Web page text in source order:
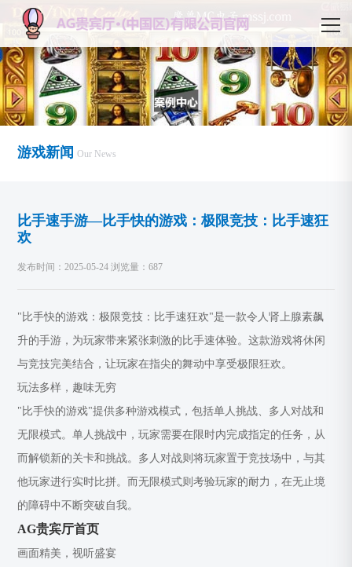
游戏新闻 Our News
比手速手游—比手快的游戏：极限竞技：比手速狂
欢
发布时间：2025-05-24 浏览量：687
"比手快的游戏：极限竞技：比手速狂欢"是一款令人肾上腺素飙
升的手游，为玩家带来紧张刺激的比手速体验。这款游戏将休闲
与竞技完美结合，让玩家在指尖的舞动中享受极限狂欢。
玩法多样，趣味无穷
"比手快的游戏"提供多种游戏模式，包括单人挑战、多人对战和
无限模式。单人挑战中，玩家需要在限时内完成指定的任务，从
而解锁新的关卡和挑战。多人对战则将玩家置于竞技场中，与其
他玩家进行实时比拼。而无限模式则考验玩家的耐力，在无止境
的障碍中不断突破自我。
AG贵宾厅首页
画面精美，视听盛宴